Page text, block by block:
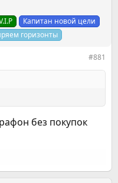
Капитан новой цели
горизонты
#881
без покупок